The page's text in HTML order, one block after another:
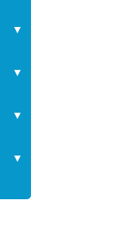
▼
▼
▼
▼